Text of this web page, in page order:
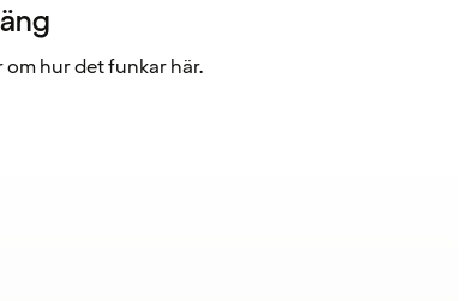
om hur det funkar här.